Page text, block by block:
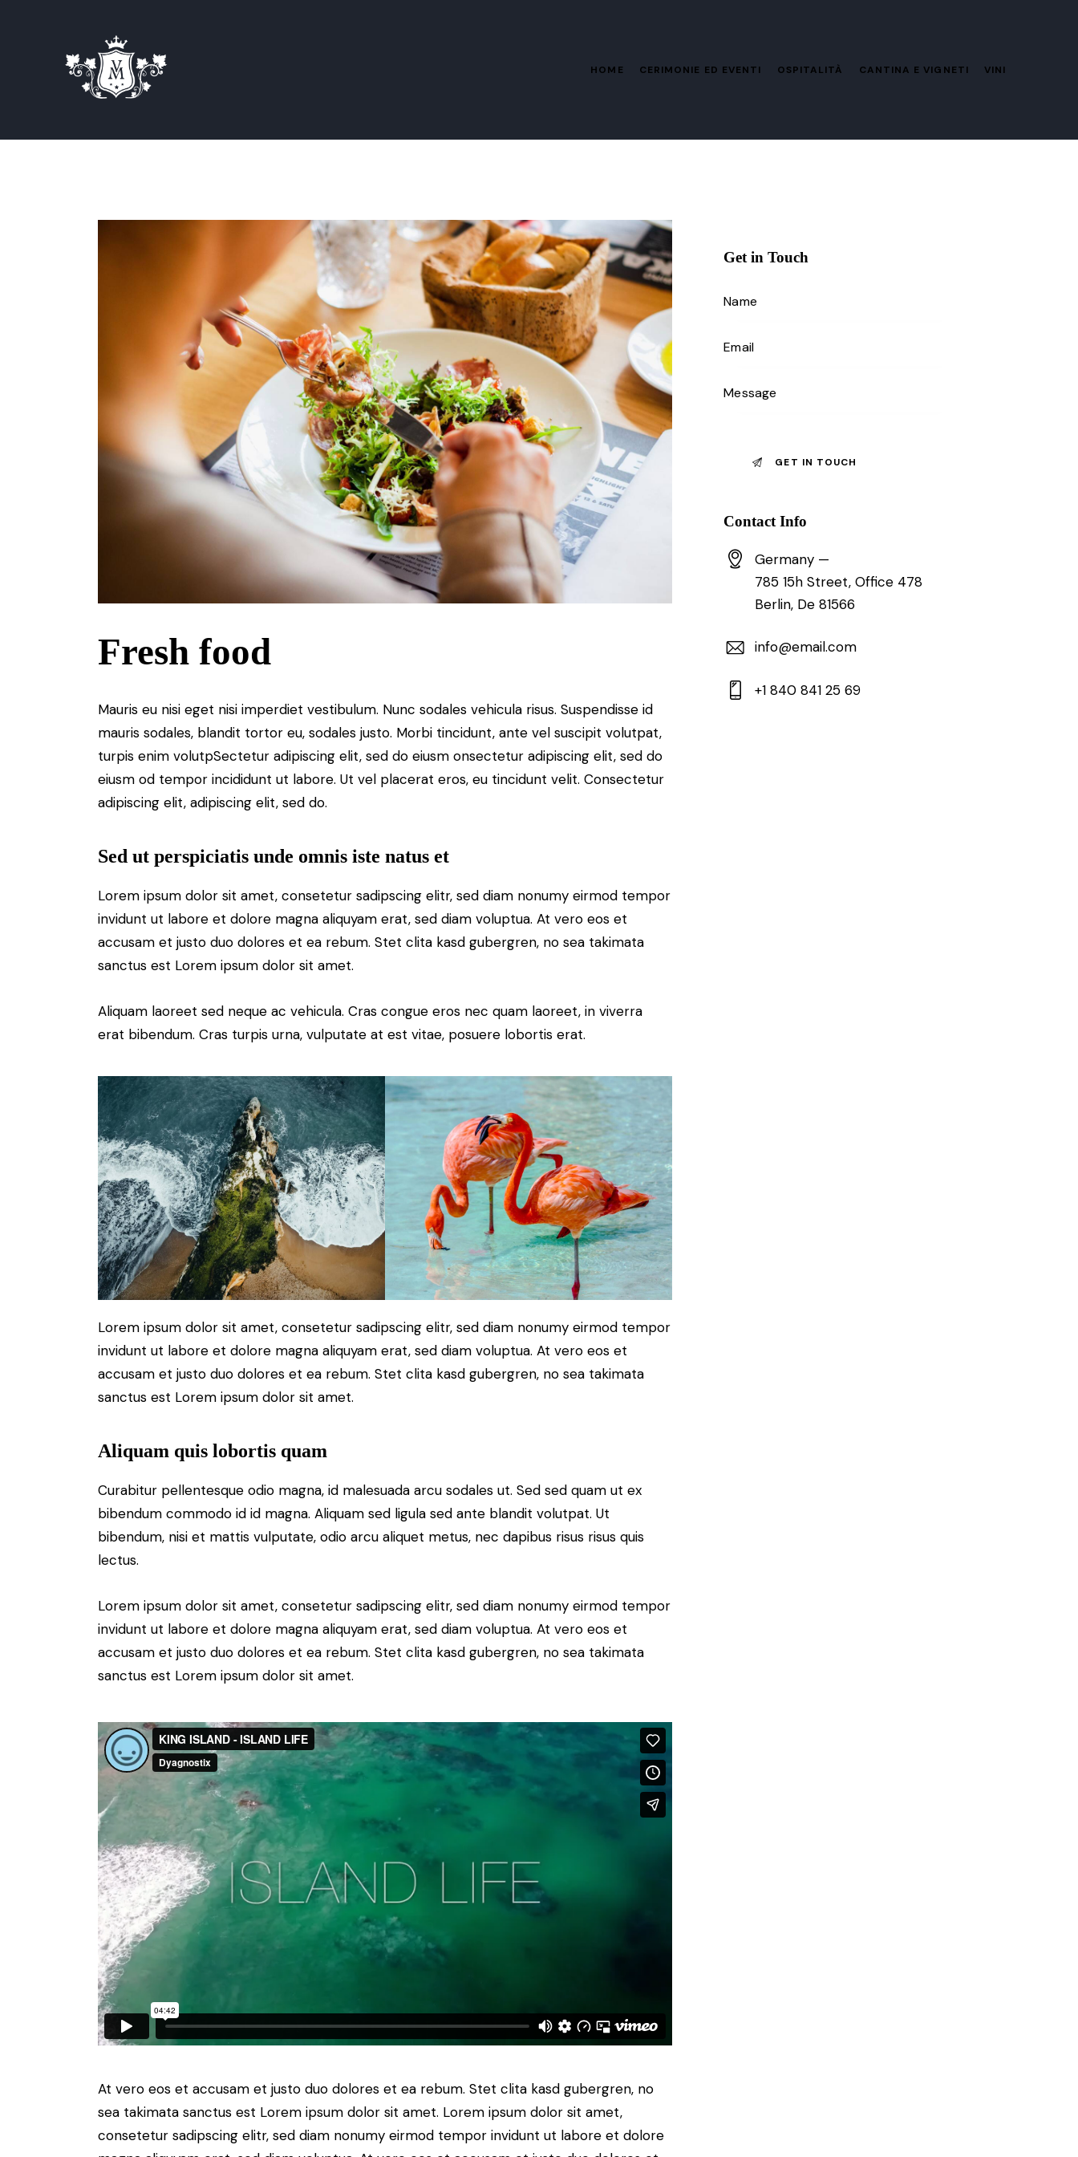
HOME CERIMONIE ED EVENTI OSPITALITÀ CANTINA E VIGNETI VINI
Fresh food
Mauris eu nisi eget nisi imperdiet vestibulum. Nunc sodales vehicula risus. Suspendisse id
mauris sodales, blandit tortor eu, sodales justo. Morbi tincidunt, ante vel suscipit volutpat,
turpis enim volutpSectetur adipiscing elit, sed do eiusm onsectetur adipiscing elit, sed do
eiusm od tempor incididunt ut labore. Ut vel placerat eros, eu tincidunt velit. Consectetur
adipiscing elit, adipiscing elit, sed do.
Sed ut perspiciatis unde omnis iste natus et
Lorem ipsum dolor sit amet, consetetur sadipscing elitr, sed diam nonumy eirmod tempor
invidunt ut labore et dolore magna aliquyam erat, sed diam voluptua. At vero eos et
accusam et justo duo dolores et ea rebum. Stet clita kasd gubergren, no sea takimata
sanctus est Lorem ipsum dolor sit amet.
Aliquam laoreet sed neque ac vehicula. Cras congue eros nec quam laoreet, in viverra
erat bibendum. Cras turpis urna, vulputate at est vitae, posuere lobortis erat.
Lorem ipsum dolor sit amet, consetetur sadipscing elitr, sed diam nonumy eirmod tempor
invidunt ut labore et dolore magna aliquyam erat, sed diam voluptua. At vero eos et
accusam et justo duo dolores et ea rebum. Stet clita kasd gubergren, no sea takimata
sanctus est Lorem ipsum dolor sit amet.
Aliquam quis lobortis quam
Curabitur pellentesque odio magna, id malesuada arcu sodales ut. Sed sed quam ut ex
bibendum commodo id id magna. Aliquam sed ligula sed ante blandit volutpat. Ut
bibendum, nisi et mattis vulputate, odio arcu aliquet metus, nec dapibus risus risus quis
lectus.
Lorem ipsum dolor sit amet, consetetur sadipscing elitr, sed diam nonumy eirmod tempor
invidunt ut labore et dolore magna aliquyam erat, sed diam voluptua. At vero eos et
accusam et justo duo dolores et ea rebum. Stet clita kasd gubergren, no sea takimata
sanctus est Lorem ipsum dolor sit amet.
At vero eos et accusam et justo duo dolores et ea rebum. Stet clita kasd gubergren, no
sea takimata sanctus est Lorem ipsum dolor sit amet. Lorem ipsum dolor sit amet,
consetetur sadipscing elitr, sed diam nonumy eirmod tempor invidunt ut labore et dolore
Get in Touch
Contact Info
Germany —
785 15h Street, Office 478
Berlin, De 81566
info@email.com
+1 840 841 25 69